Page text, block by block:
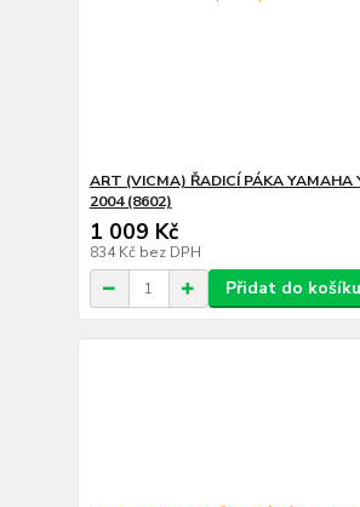
ART (VICMA) ŘADICÍ PÁKA YAMAHA
2004 (8602)
1 009 Kč
834 Kč bez DPH
Přidat do košíku